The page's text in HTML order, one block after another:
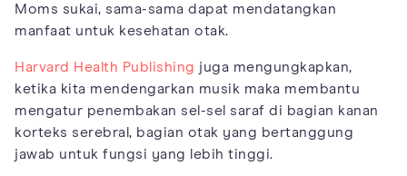
Moms sukai, sama-sama dapat mendatangkan
manfaat untuk kesehatan otak.
Harvard Health Publishing juga mengungkapkan,
ketika kita mendengarkan musik maka membantu
mengatur penembakan sel-sel saraf di bagian kanan
korteks serebral, bagian otak yang bertanggung
jawab untuk fungsi yang lebih tinggi.